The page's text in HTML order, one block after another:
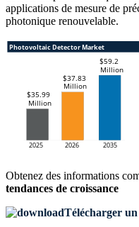
applications de mesure de
photonique renouvelable.
Obtenez des informations
tendances de croissance
Télécharger